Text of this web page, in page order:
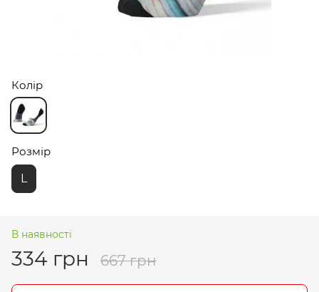
Колір
Розмір
L
В наявності
334 грн 667 грн